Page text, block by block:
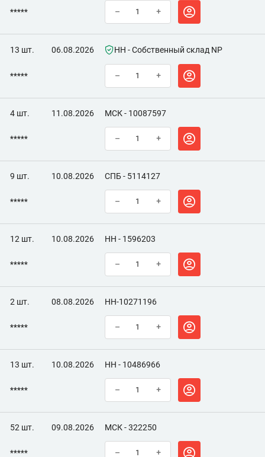
***** – +
13 шт. 06.08.2026 НН - Собственный склад NP
***** – +
4 шт. 11.08.2026 МСК - 10087597
***** – +
9 шт. 10.08.2026 СПБ - 5114127
***** – +
12 шт. 10.08.2026 НН - 1596203
***** – +
2 шт. 08.08.2026 НН-10271196
***** – +
13 шт. 10.08.2026 НН - 10486966
***** – +
52 шт. 09.08.2026 МСК - 322250
***** – +